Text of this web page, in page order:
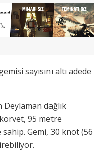
sayısını altı adede
Deylaman dağlık
95 metre
Gemi, 30 knot (56